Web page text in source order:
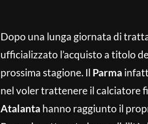
Dopo una lunga giornata di
ufficializzato l’acquisto a titolo
prossima stagione. Il Parma
nel voler trattenere il calciatore
Atalanta hanno raggiunto il